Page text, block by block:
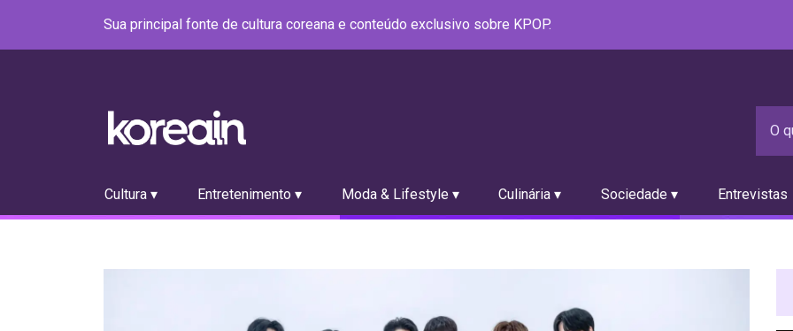
Sua principal fonte de cultura coreana e conteúdo exclusivo sobre KPOP.
Cultura ▾ Entretenimento ▾ Moda & Lifestyle ▾ Culinária ▾ Sociedade ▾ Entrevistas